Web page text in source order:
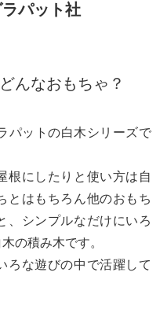
パット社
んなおもちゃ？
ットの白木シリーズで
根にしたりと使い方は自
とはもちろん他のおもち
、シンプルなだけにいろ
の積み木です。
ろな遊びの中で活躍して